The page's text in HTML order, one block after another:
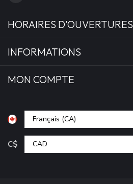
HORAIRES D'OUVERTURES
INFORMATIONS
MON COMPTE
C$